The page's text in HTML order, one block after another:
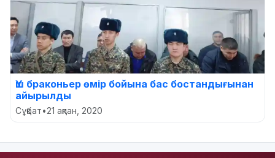
Үш браконьер өмір бойына бас бостандығынан
айырылды
Сұқбат•21 ақпан, 2020